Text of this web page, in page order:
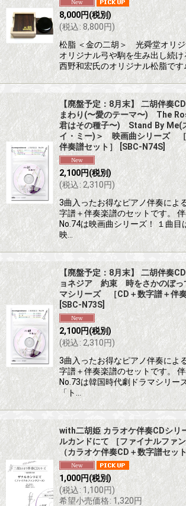
8,000円(税別)
(税込:8,800円)
松脂 ＜金の二胡＞ 光舜堂オリ
オリジナル弓や駒を生み出し続
西野和宏氏のオリジナル松脂です
【廃盤予定：8月末】 二胡伴奏
まわり(〜愛のテーマ〜) The
君はその種子〜) Stand By Me(
イ・ミー)＞ 映画曲シリーズ ［
伴奏譜セット］ SBC-N74S]
2,100円(税別)
(税込: 2,310円)
3曲入ったお得なピアノ伴奏によ
字譜＋伴奏楽譜のセットです。
No.74は映画曲シリーズ！ １曲目
映…
【廃盤予定：8月末】 二胡伴奏
ョネジア 約束 時をさかのぼ
マシリーズ ［CD＋数字譜＋伴
SBC-N73S
2,100円(税別)
(税込: 2,310円)
3曲入ったお得なピアノ伴奏によ
字譜＋伴奏楽譜のセットです。
No.73は韓国時代劇ドラマシリー
「ト…
with二胡姫 カラオケ伴奏CDシ
ルカンドにて ［ファイナルフ
（カラオケ伴奏CD＋数字譜セット
1,000円(税別)
(税込: 1,100円)
希望小売価格: 1,320円